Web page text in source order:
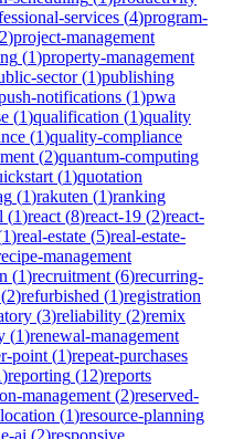
services (4)program-
2)project-management
(1)property-management
sector(1)publishing
notifications (1)pwa
(1)qualification (1)quality
(1)quality-compliance
(2)quantum-computing
(1)quotation
(1)rakuten (1)ranking
(1)react (8)react-19 (2)react-
1)real-estate (5)real-estate-
management
(1)recruitment (6)recurring-
(2)refurbished (1)registration
(3)reliability (2)remix
(1)renewal-management
point (1)repeat-purchases
)reporting (12)reports
management (2)reserved-
(1)resource-planning
ai (2)responsive